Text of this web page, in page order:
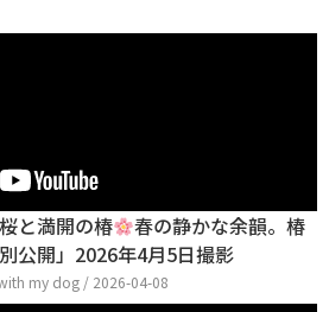
と満開の椿
春の静かな余韻。椿
公開」2026年4月5日撮影
my dog / 2026-04-08